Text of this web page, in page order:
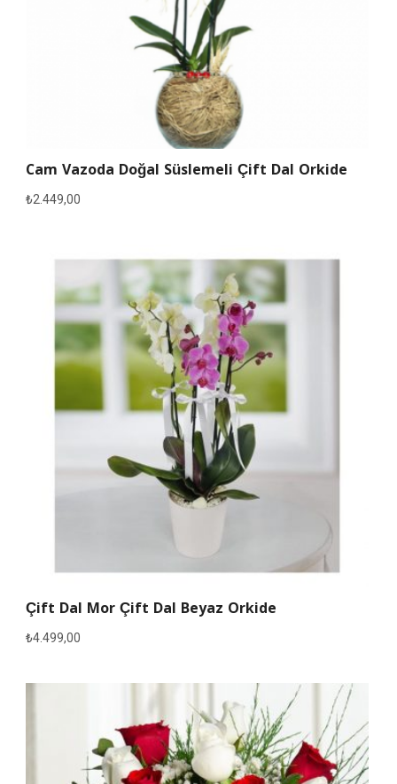
Cam Vazoda Doğal Süslemeli Çift Dal Orkide
₺2.449,00
Çift Dal Mor Çift Dal Beyaz Orkide
₺4.499,00